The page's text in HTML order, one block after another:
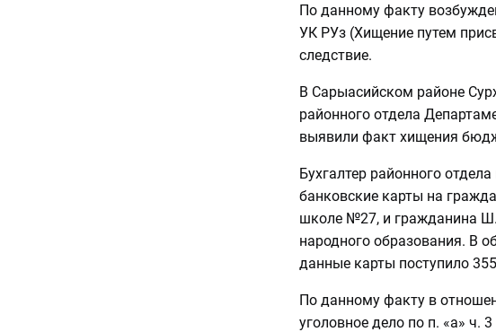
По данному факту
УК РУз (Хищение путем
следствие.
В Сарыасийском районе
районного отдела
выявили факт хищения
Бухгалтер районного
банковские карты на
школе №27, и гражданина
народного образования. В
данные карты поступило
По данному факту в
уголовное дело по п. «а» ч.